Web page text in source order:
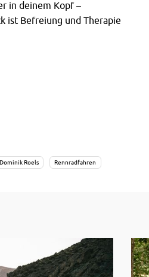
in deinem Kopf –
ist Befreiung und Therapie
Dominik Roels Rennradfahren